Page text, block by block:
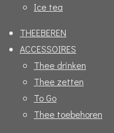
Ice tea
THEEBEREN
ACCESSOIRES
Thee drinken
Thee zetten
To Go
Thee toebehoren